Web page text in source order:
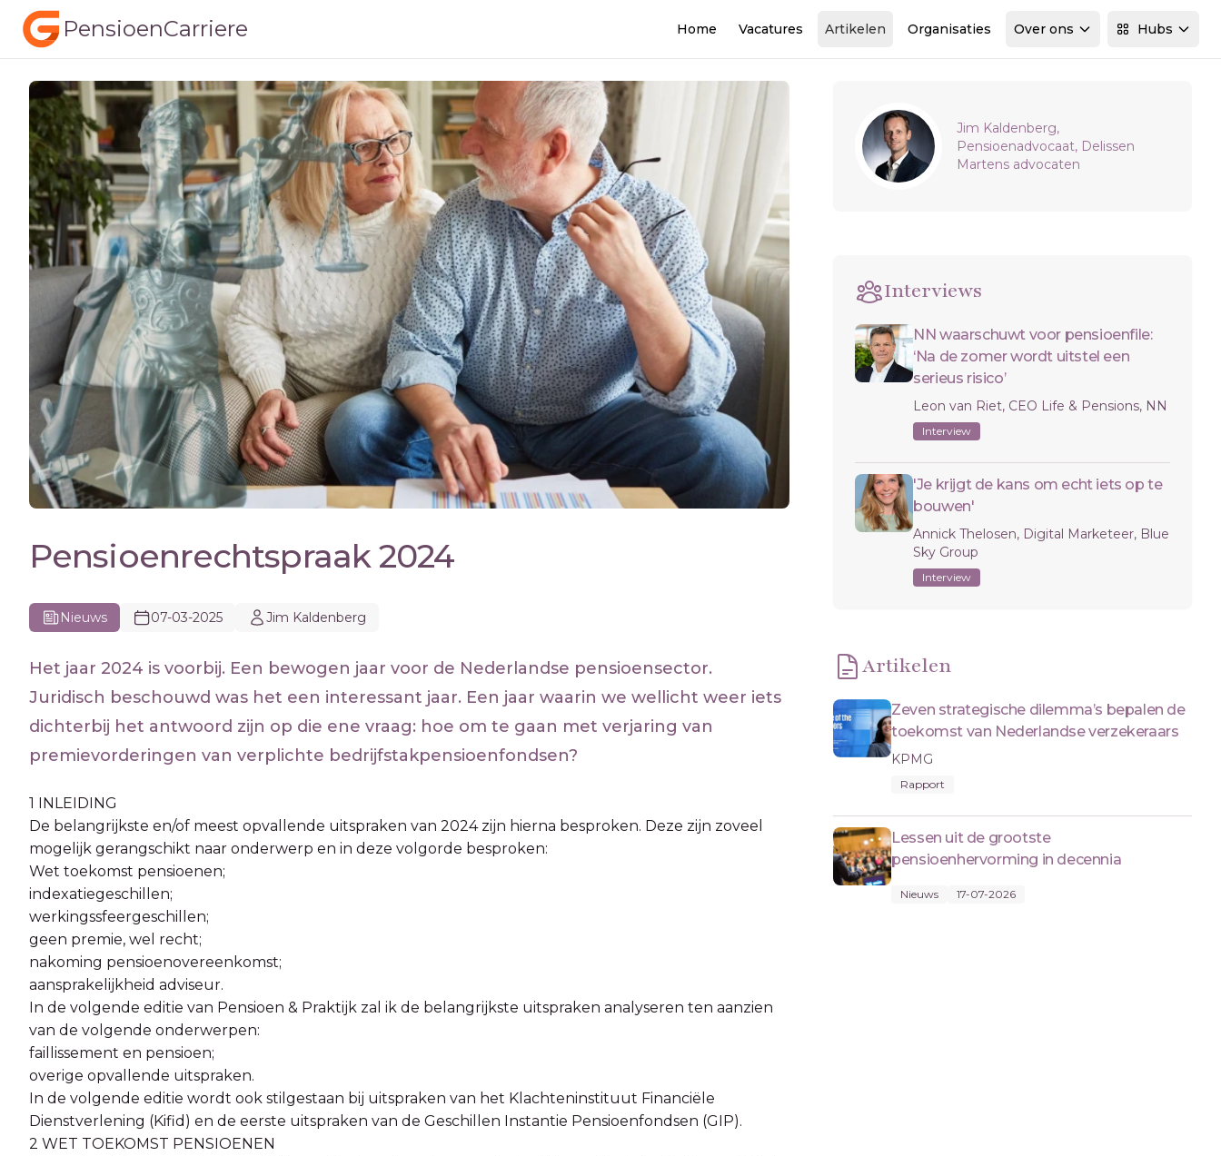
PensioenCarriere Home Vacatures Artikelen Organisaties Over ons Hubs
Pensioenrechtspraak 2024
Nieuws 07-03-2025 Jim Kaldenberg
Het jaar 2024 is voorbij. Een bewogen jaar voor de Nederlandse pensioensector.
Juridisch beschouwd was het een interessant jaar. Een jaar waarin we wellicht weer iets
dichterbij het antwoord zijn op die ene vraag: hoe om te gaan met verjaring van
premievorderingen van verplichte bedrijfstakpensioenfondsen?
1 INLEIDING
De belangrijkste en/of meest opvallende uitspraken van 2024 zijn hierna besproken. Deze zijn zoveel
mogelijk gerangschikt naar onderwerp en in deze volgorde besproken:
Wet toekomst pensioenen;
indexatiegeschillen;
werkingssfeergeschillen;
geen premie, wel recht;
nakoming pensioenovereenkomst;
aansprakelijkheid adviseur.
In de volgende editie van Pensioen & Praktijk zal ik de belangrijkste uitspraken analyseren ten aanzien
van de volgende onderwerpen:
faillissement en pensioen;
overige opvallende uitspraken.
In de volgende editie wordt ook stilgestaan bij uitspraken van het Klachteninstituut Financiële
Dienstverlening (Kifid) en de eerste uitspraken van de Geschillen Instantie Pensioenfondsen (GIP).
2 WET TOEKOMST PENSIOENEN
Sidebar
Jim Kaldenberg,
Pensioenadvocaat, Delissen
Martens advocaten
Interviews
NN waarschuwt voor pensioenfile:
‘Na de zomer wordt uitstel een
serieus risico’
Leon van Riet, CEO Life & Pensions, NN
Interview
'Je krijgt de kans om echt iets op te
bouwen'
Annick Thelosen, Digital Marketeer, Blue
Sky Group
Interview
Artikelen
Zeven strategische dilemma’s bepalen de
toekomst van Nederlandse verzekeraars
KPMG
Rapport
Lessen uit de grootste
pensioenhervorming in decennia
Nieuws 17-07-2026